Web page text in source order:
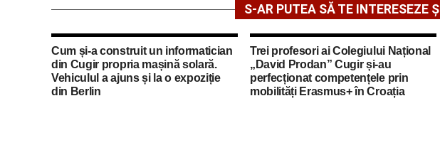
S-AR PUTEA SĂ TE INTERESEZE ȘI
Cum și-a construit un informatician
din Cugir propria mașină solară.
Vehiculul a ajuns și la o expoziție
din Berlin
Trei profesori ai Colegiului Național
„David Prodan” Cugir și-au
perfecționat competențele prin
mobilități Erasmus+ în Croația